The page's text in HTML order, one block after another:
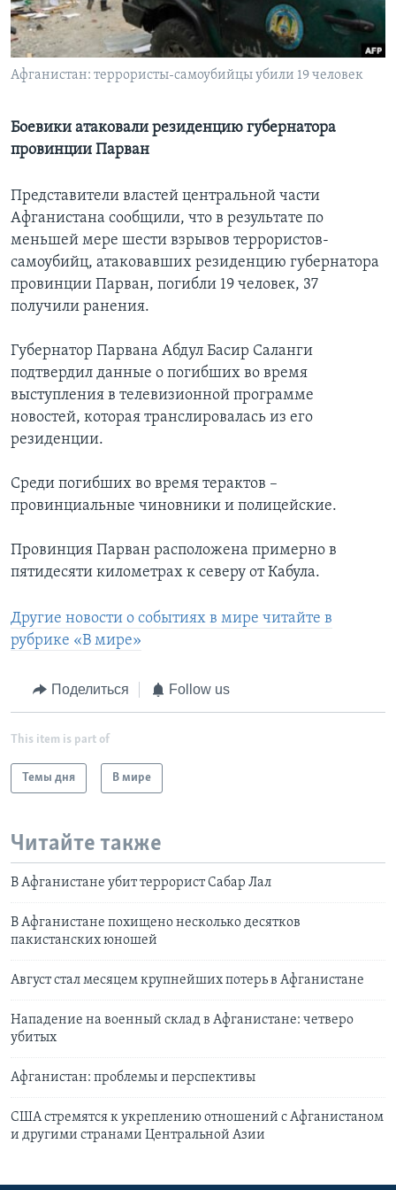
Learning English
СОЦИАЛЬНЫЕ СЕТИ
Языки
Афганистан: террористы-самоубийцы убили 19 человек
Боевики атаковали резиденцию губернатора
провинции Парван
Представители властей центральной части
Афганистана сообщили, что в результате по
меньшей мере шести взрывов террористов-
самоубийц, атаковавших резиденцию губернатора
провинции Парван, погибли 19 человек, 37
получили ранения.
Губернатор Парвана Абдул Басир Саланги
подтвердил данные о погибших во время
выступления в телевизионной программе
новостей, которая транслировалась из его
резиденции.
Среди погибших во время терактов –
провинциальные чиновники и полицейские.
Провинция Парван расположена примерно в
пятидесяти километрах к северу от Кабула.
Другие новости о событиях в мире читайте в
рубрике «В мире»
Поделиться Follow us
This item is part of
Темы дня В мире
Читайте также
В Афганистане убит террорист Сабар Лал
В Афганистане похищено несколько десятков
пакистанских юношей
Август стал месяцем крупнейших потерь в Афганистане
Нападение на военный склад в Афганистане: четверо
убитых
Афганистан: проблемы и перспективы
США стремятся к укреплению отношений с Афганистаном
и другими странами Центральной Азии